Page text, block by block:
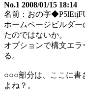
No.1 2008/01/15 18:14
名前：おの字
ホームページビルダ
たのではないか。
オプションで構文エ
る。
○○○部分は、ここに書
よね？。